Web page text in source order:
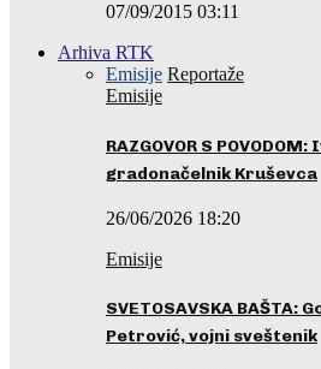
07/09/2015 03:11
Arhiva RTK
Emisije Reportaže
Emisije
RAZGOVOR S
gradonačelnik Kruševca
26/06/2026 18:20
Emisije
SVETOSAVSKA BAŠTA:
Petrović, vojni sveštenik